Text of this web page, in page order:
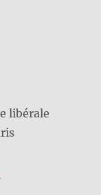
libérale